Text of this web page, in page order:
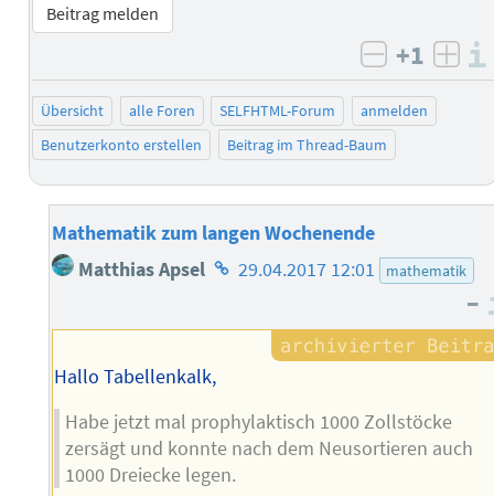
Beitrag melden
negativ
+1
Übersicht alle Foren SELFHTML-Forum
anmelden
Benutzerkonto erstellen
Beitrag im Thread-Baum
Mathematik zum langen Wochenende
Matthias Apsel Homepage
Autors
29.04.2017 12:01 mathematik
–
Hallo Tabellenkalk,
Habe jetzt mal prophylaktisch 1000 Zollstöcke
zersägt und konnte nach dem Neusortieren auch
1000 Dreiecke legen.